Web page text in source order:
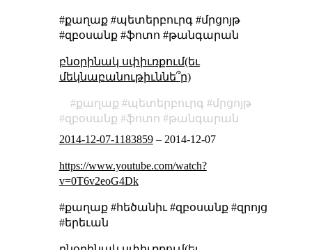
#քաղաք #պետերբուրգ #մրցոյթ
#զբօսանք #ֆոտո #թանգարան
բնօրինակ սփիւռքում(եւ
մեկնաբանութիւննե՞ր)
քաղաք պետերբուրգ
մրցոյթ
զբօսանք
ֆոտո
թանգարան
2014-12-07-1183859– 2014-12-07
https://www.youtube.com/watch?
v=0T6v2eoG4Dk
#քաղաք #հեծանիւ #զբօսանք #զրոյց
#երեւան